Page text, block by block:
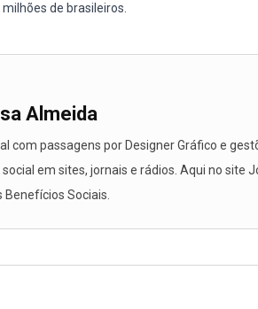
de brasileiros.
Almeida
com passagens por Designer Gráfico e
em sites, jornais e rádios. Aqui no site
Benefícios Sociais.